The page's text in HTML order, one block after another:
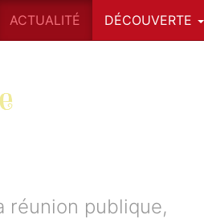
ACTUALITÉ DÉCOUVERTE
réunion publique,